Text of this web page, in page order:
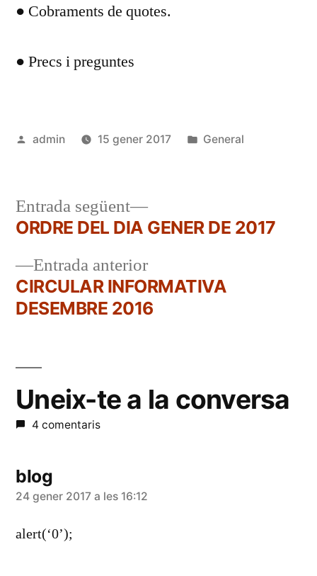
● Cobraments de quotes.
● Precs i preguntes
Publicat
admin 15 gener 2017
Publicat
General
Navegació
d'entrades
Entrada anteriorEntrada
anterior:
CIRCULAR INFORMATIVA
DESEMBRE 2016
Entrada següent
Entrada
següent:
ORDRE DEL DIA GENER DE 2017
Uneix-te a la conversa
4 comentaris
blog
diu:
24 gener 2017 a les 16:12
alert(‘0’);